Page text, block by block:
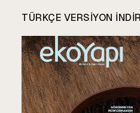
TÜRKÇE VERSIYON INDIR